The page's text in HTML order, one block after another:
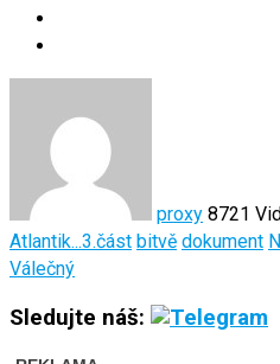
proxy 8721
Atlantik...3.část bitvě dokument
Válečný
Sledujte náš: